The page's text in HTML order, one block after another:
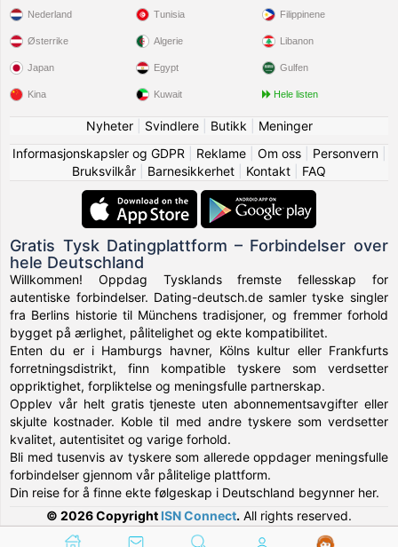
Nederland
Østerrike
Japan
Kina
Tunisia
Algerie
Egypt
Kuwait
Filippinene
Libanon
Gulfen
Hele listen
Nyheter| Svindlere| Butikk
Meninger
Informasjonskapsler og GDPR
Reklame| Om oss| Personvern|
Bruksvilkår
Barnesikkerhet Kontakt FAQ
Gratis Tysk Datingplattform – Forbindelser over
hele Deutschland
Willkommen! Oppdag Tysklands fremste fellesskap for
autentiske forbindelser. Dating-deutsch.de samler tyske singler
fra Berlins historie til Münchens tradisjoner, og fremmer forhold
bygget på ærlighet, pålitelighet og ekte kompatibilitet.
Enten du er i Hamburgs havner, Kölns kultur eller Frankfurts
forretningsdistrikt, finn kompatible tyskere som verdsetter
oppriktighet, forpliktelse og meningsfulle partnerskap.
Opplev vår helt gratis tjeneste uten abonnementsavgifter eller
skjulte kostnader. Koble til med andre tyskere som verdsetter
kvalitet, autentisitet og varige forhold.
Bli med tusenvis av tyskere som allerede oppdager meningsfulle
forbindelser gjennom vår pålitelige plattform.
Din reise for å finne ekte følgeskap i Deutschland begynner her.
© 2026 Copyright ISN Connect. All rights reserved.